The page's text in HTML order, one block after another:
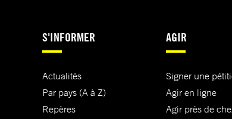
S'INFORMER
Actualités
Par pays (A à Z)
Repères
AGIR
Signer une
Agir en ligne
Agir près de